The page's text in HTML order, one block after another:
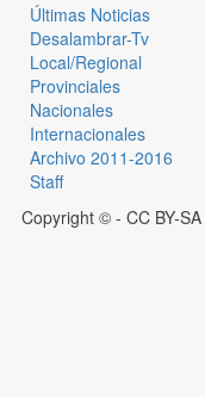
Últimas Noticias
Desalambrar-Tv
Local/Regional
Provinciales
Nacionales
Internacionales
Archivo 2011-2016
Staff
Copyright © - CC BY-SA